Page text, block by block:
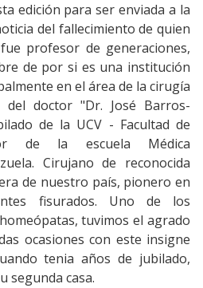
edición para ser enviada a la
del fallecimiento de quien
profesor de generaciones,
de por si es una institución
en el área de la cirugía
doctor "Dr. José Barros-
de la UCV - Facultad de
de la escuela Médica
Cirujano de reconocida
de nuestro país, pionero en
fisurados. Uno de los
tuvimos el agrado
ocasiones con este insigne
tenia años de jubilado,
segunda casa.